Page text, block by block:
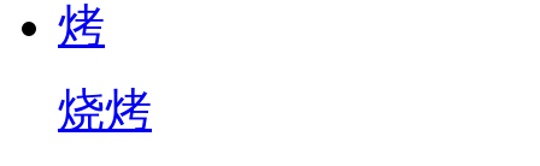
烧烤